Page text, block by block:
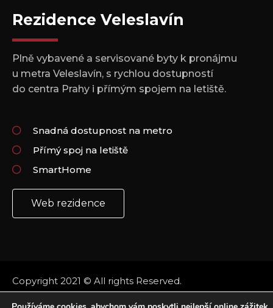
Rezidence Veleslavín
Plně vybavené a servisované byty k pronájmu
u metra Veleslavín, s rychlou dostupností
do centra Prahy i přímým spojem na letiště.
Snadná dostupnost na metro
Přímý spoj na letiště
SmartHome
Web rezidence
Copyright 2021 © All rights Reserved.
Vytvořil: Plus Design & Marketing